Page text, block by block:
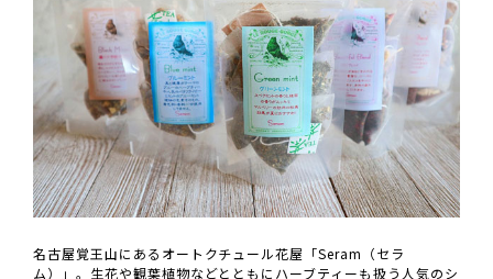
名古屋覚王山にあるオートクチュール花屋「Seram（セラ
ム）」。生花や観葉植物などとともにハーブティーも扱う人気のシ